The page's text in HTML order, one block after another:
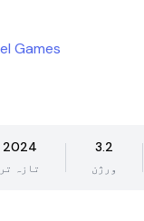
Games
2024
تازہ
3.2
ورژن